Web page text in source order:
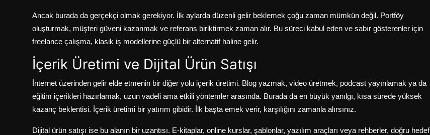
Ancak burada da gerçekçi olmak gerekiyor. İlk aylarda düzenli gelir beklemek çoğu zaman mümkün değil. Portföy
oluşturmak, müşteri güveni kazanmak ve referans biriktirmek zaman alır. Bu süreci kabul eden ve sabır gösterenler için
freelance çalışma, klasik iş modellerine güçlü bir alternatif haline gelir.
İçerik Üretimi ve Dijital Ürün Satışı
İnternet üzerinden gelir elde etmenin bir diğer yolu içerik üretimi. Blog yazmak, video üretmek, podcast yayınlamak ya da
eğitim içerikleri hazırlamak, uzun vadeli ama etkili yöntemler arasında. Burada da en büyük yanılgı, kısa sürede yüksek
kazanç beklentisi. İçerik üretimi bir yatırım gibidir. İlk başta emek verir, karşılığını zamanla alırsınız.
Dijital ürün satışı ise bu alanın bir uzantısı. E-kitaplar, online kurslar, şablonlar, yazılım araçları veya rehberler, doğru hedef